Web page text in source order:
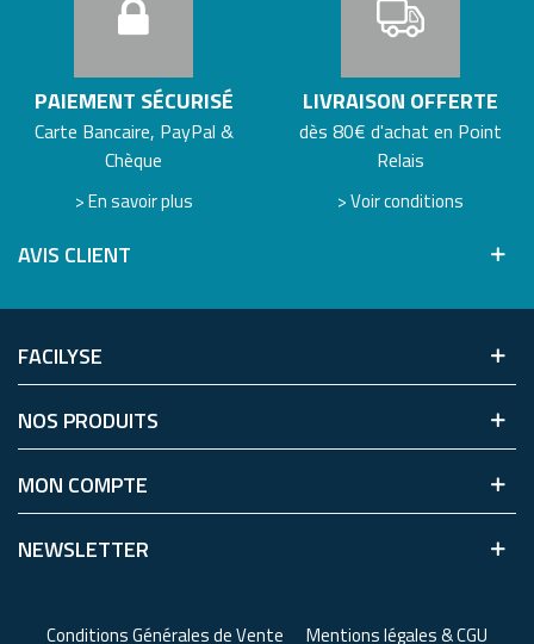
PAIEMENT SÉCURISÉ
Carte Bancaire, PayPal &
Chèque
> En savoir plus
LIVRAISON OFFERTE
dès 80€ d'achat en Point
Relais
> Voir conditions
AVIS CLIENT
FACILYSE
NOS PRODUITS
MON COMPTE
NEWSLETTER
Conditions Générales de Vente Mentions légales & CGU